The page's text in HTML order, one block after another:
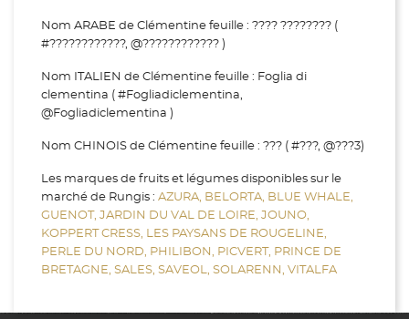
Nom ARABE de Clémentine feuille : ???? ???????? (
#????????????, @???????????? )
Nom ITALIEN de Clémentine feuille : Foglia di
clementina ( #Fogliadiclementina,
@Fogliadiclementina )
Nom CHINOIS de Clémentine feuille : ??? ( #???, @???3)
Les marques de fruits et légumes disponibles sur le
marché de Rungis : AZURA, BELORTA, BLUE WHALE,
GUENOT, JARDIN DU VAL DE LOIRE, JOUNO,
KOPPERT CRESS, LES PAYSANS DE ROUGELINE,
PERLE DU NORD, PHILIBON, PICVERT, PRINCE DE
BRETAGNE, SALES, SAVEOL, SOLARENN, VITALFA